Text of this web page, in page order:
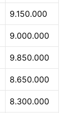
9.150.000
9.000.000
9.850.000
8.650.000
8.300.000